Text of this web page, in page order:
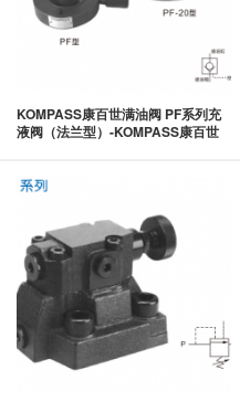
KOMPASS康百世满油阀 PF系列充
液阀（法兰型）-KOMPASS康百世